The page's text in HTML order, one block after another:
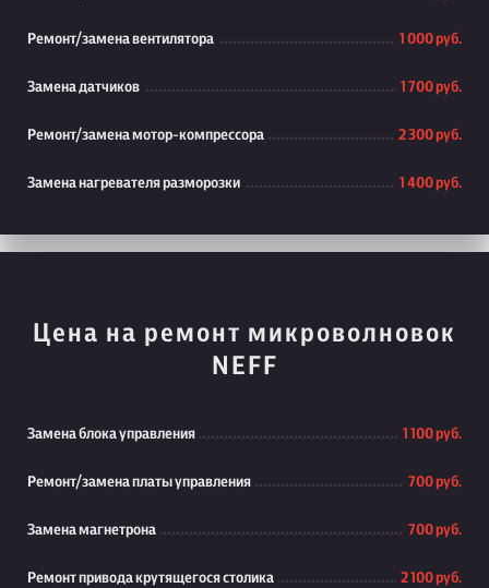
Ремонт/замена вентилятора 1 000 руб.
Замена датчиков 1 700 руб.
Ремонт/замена мотор-компрессора 2 300 руб.
Замена нагревателя разморозки 1 400 руб.
Цена на ремонт микроволновок
NEFF
Замена блока управления 1 100 руб.
Ремонт/замена платы управления 700 руб.
Замена магнетрона 700 руб.
Ремонт привода крутящегося столика 2 100 руб.